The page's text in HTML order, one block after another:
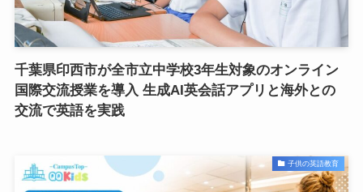
千葉県印西市が全市立中学校3年生対象のオンライン
国際交流授業を導入 生成AI英会話アプリと海外との
交流で英語を実践
子供の英語教育